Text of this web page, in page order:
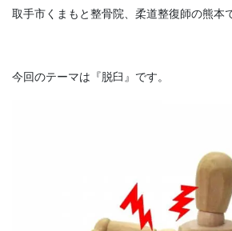
取手市くまもと整骨院、柔道整復師の熊本
今回のテーマは『脱臼』です。